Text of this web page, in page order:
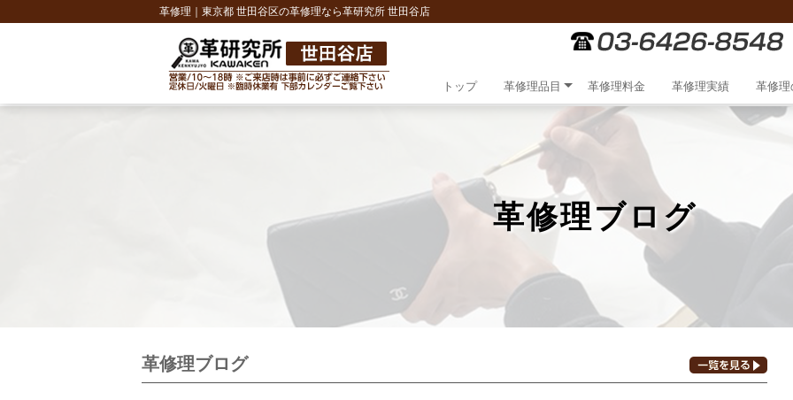
革修理｜東京都 世田谷区の革修理なら革研究所 世田谷店
トップ 革修理品目 革修理料金 革修理実績 革修理
革修理ブログ
革修理ブログ